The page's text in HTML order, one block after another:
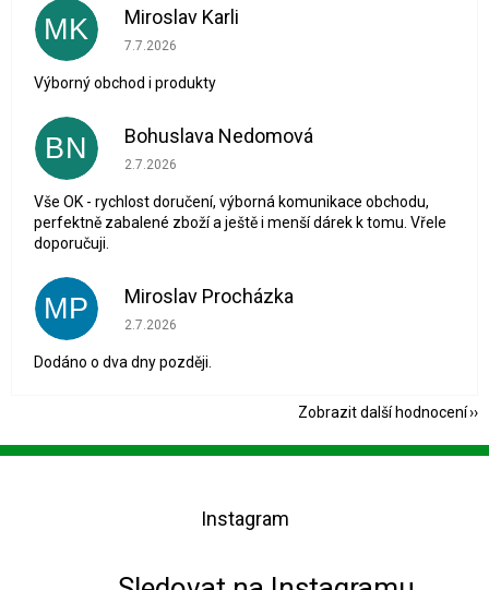
MK Miroslav Karli
Hodnocení obchodu je 5 z 5 hvězdiček.
7.7.2026
Výborný obchod i produkty
BN Bohuslava Nedomová
Hodnocení obchodu je 5 z 5 hvězdiček.
2.7.2026
Vše OK - rychlost doručení, výborná komunikace obchodu,
perfektně zabalené zboží a ještě i menší dárek k tomu. Vřele
doporučuji.
MP Miroslav Procházka
Hodnocení obchodu je 1 z 5 hvězdiček.
2.7.2026
Dodáno o dva dny později.
Zobrazit další hodnocení
Z
Instagram